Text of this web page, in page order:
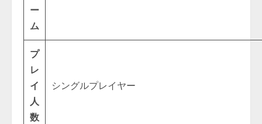
ー
ム
プ
レ
イ
人
数
シングルプレイヤー